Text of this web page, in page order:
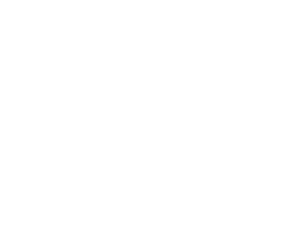
閱窗格。
會在應用程式檢閱窗格中顯示合
您已自訂工作應徵引導式流程,請修
和文件。
閱元件
共部門解決方案」) 包含以下適用於
Omnistudio 元件。